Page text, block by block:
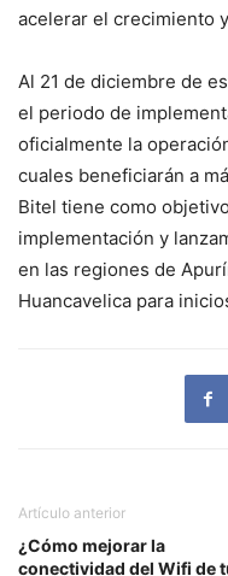
acelerar el crecimiento
Al 21 de diciembre de
el periodo de
oficialmente la
cuales beneficiarán a
Bitel tiene como
implementación y
en las regiones de
Huancavelica para
Artículo anterior
¿Cómo mejorar la
conectividad del Wifi de